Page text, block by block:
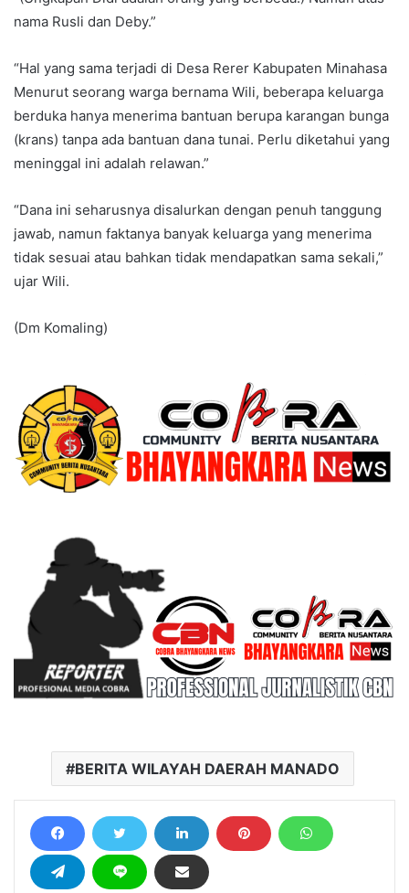
nama Rusli dan Deby.”
“Hal yang sama terjadi di Desa Rerer Kabupaten Minahasa
Menurut seorang warga bernama Wili, beberapa keluarga
berduka hanya menerima bantuan berupa karangan bunga
(krans) tanpa ada bantuan dana tunai. Perlu diketahui yang
meninggal ini adalah relawan.”
“Dana ini seharusnya disalurkan dengan penuh tanggung
jawab, namun faktanya banyak keluarga yang menerima
tidak sesuai atau bahkan tidak mendapatkan sama sekali,”
ujar Wili.
(Dm Komaling)
BERITA WILAYAH DAERAH MANADO